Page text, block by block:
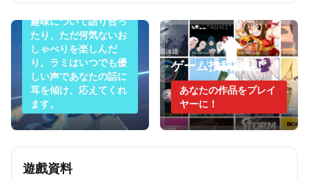
悩みを打ち明けたり、
趣味について語り合っ
たり、ただ何気ないお
しゃべりを楽しんだ
り。ラミはいつでも優
しい声であなたの話に
耳を傾け、応えてくれ
ます。
ゲーム投稿歓迎!
あなたの作品をプレイ
ヤーに！
遊戲資料